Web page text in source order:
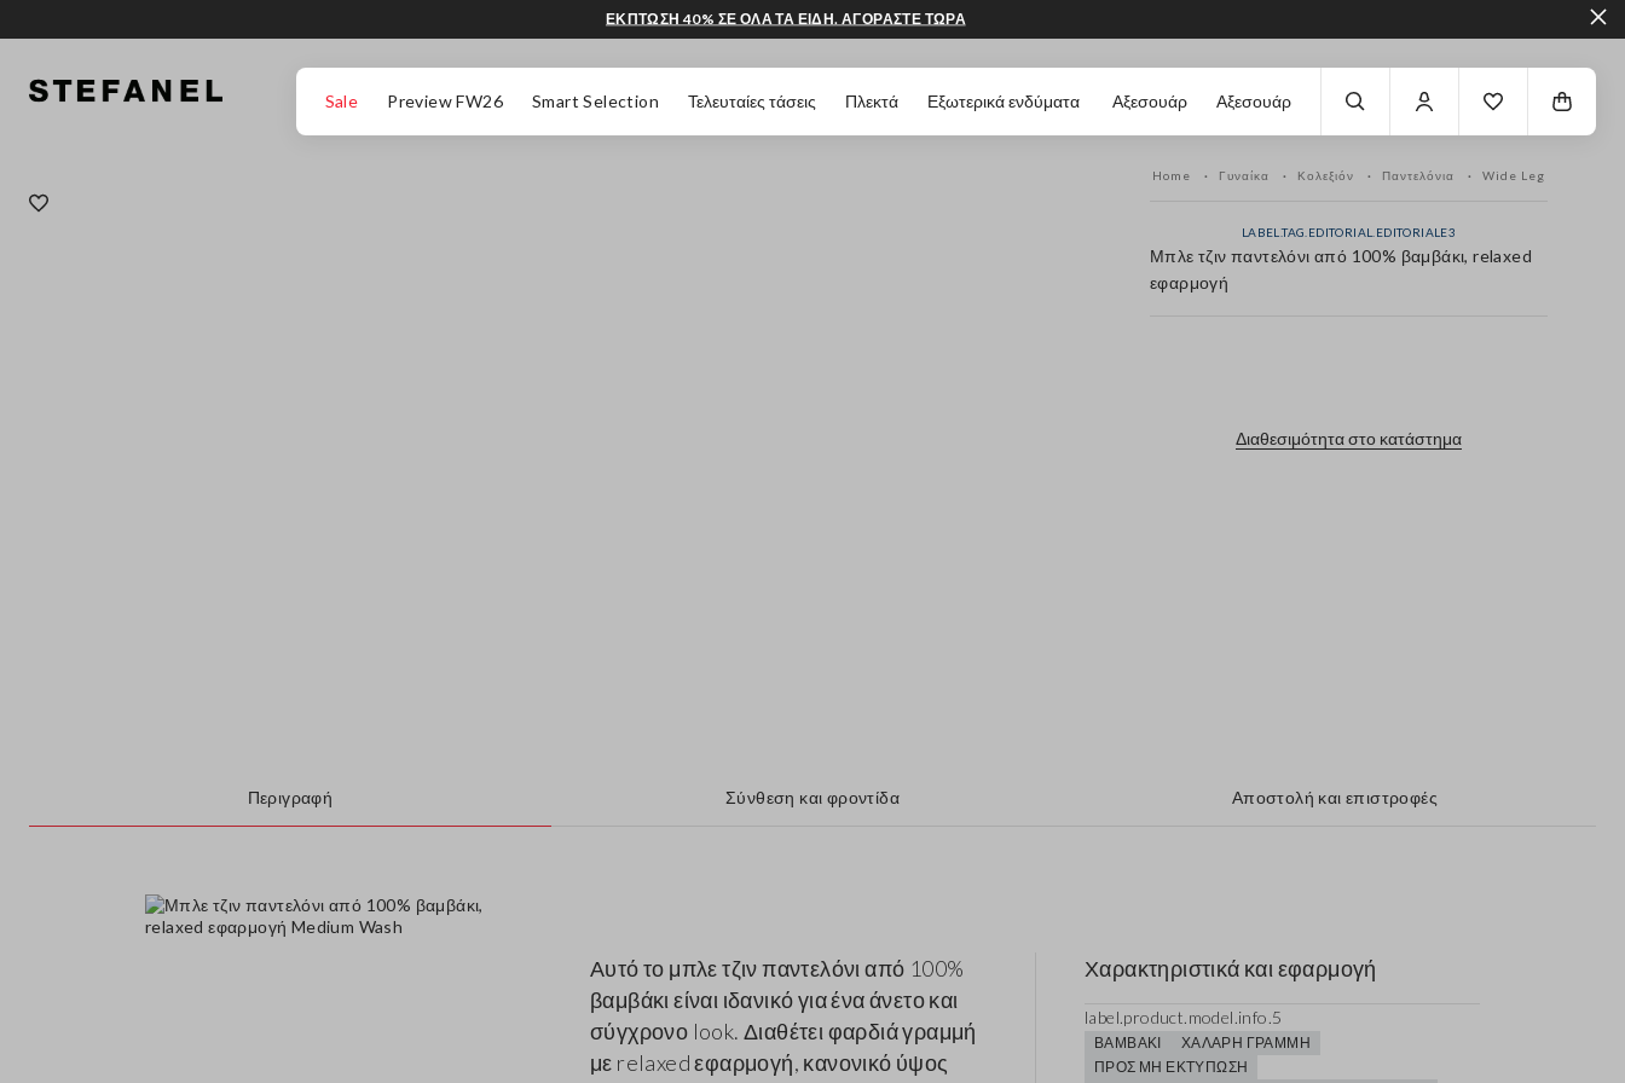
Sale Preview FW26 Smart Selection Τελευταίες τάσεις Πλεκτά Εξωτερικά ενδύματα Αξεσουάρ Αξεσουάρ
ΕΚΠΤΩΣΗ 40% ΣΕ ΟΛΑ ΤΑ ΕΙΔΗ. ΑΓΟΡΑΣΤΕ ΤΩΡΑ
Home Γυναίκα Κολεξιόν Παντελόνια Wide Leg
LABEL.TAG.EDITORIAL.EDITORIALE3
Μπλε τζιν παντελόνι από 100% βαμβάκι, relaxed
εφαρμογή
Διαθεσιμότητα στο κατάστημα
Περιγραφή Σύνθεση και φροντίδα Αποστολή και επιστροφές
Αυτό το μπλε τζιν παντελόνι από 100%
βαμβάκι είναι ιδανικό για ένα άνετο και
σύγχρονο look. Διαθέτει φαρδιά γραμμή
με relaxed εφαρμογή, κανονικό ύψος
Χαρακτηριστικά και εφαρμογή
label.product.model.info.5
ΒΑΜΒΆΚΙ
ΧΑΛΑΡΉ ΓΡΑΜΜΉ
ΠΡΟΣ ΜΗ ΕΚΤΎΠΩΣΗ